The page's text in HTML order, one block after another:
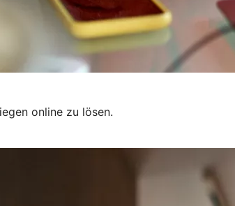
online zu lösen.